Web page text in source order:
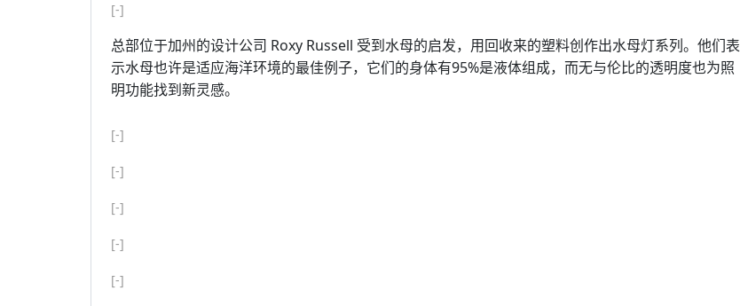
[-]
总部位于加州的设计公司 Roxy Russell 受到水母的启发，用回收来的塑料创作出水母灯系列。他们表
示水母也许是适应海洋环境的最佳例子，它们的身体有95%是液体组成，而无与伦比的透明度也为照
明功能找到新灵感。
[-]
[-]
[-]
[-]
[-]